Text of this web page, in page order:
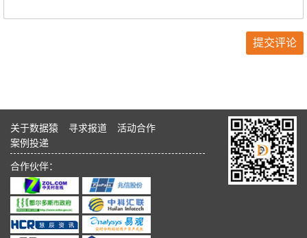
关于数据猿 寻求报道
活动合作
案例投递
合作伙伴：